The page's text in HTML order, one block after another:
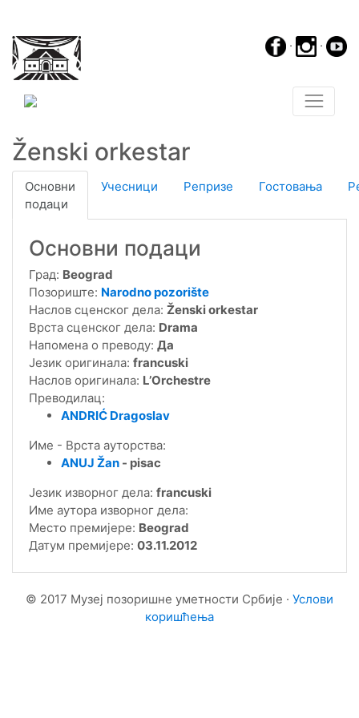
· ·
Ženski orkestar
Основни
подаци
Учесници Репризе Гостовања
Основни подаци
Град: Beograd
Позориште: Narodno pozorište
Наслов сценског дела: Ženski orkestar
Врста сценског дела: Drama
Напомена о преводу: Да
Језик оригинала: francuski
Наслов оригинала: L’Orchestre
Преводилац:
ANDRIĆ Dragoslav
Име - Врста ауторства:
ANUJ Žan - pisac
Језик изворног дела: francuski
Име аутора изворног дела:
Место премијере: Beograd
Датум премијере: 03.11.2012
© 2017 Музеј позоришне уметности Србије · Услови
коришћења